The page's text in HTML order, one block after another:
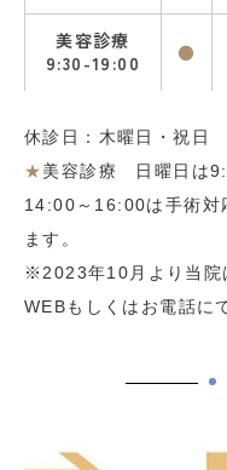
美容診療
9:30-19:00
●
休診日：木曜日・祝日
★美容診療 日曜日は
14:00～16:00は手術対
ます。
※2023年10月より当院
WEBもしくはお電話に